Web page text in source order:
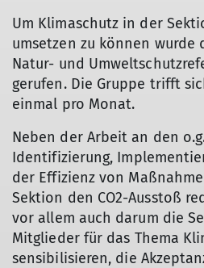
Um Klimaschutz in der
umsetzen zu können wurde
Natur- und
gerufen. Die Gruppe trifft
einmal pro Monat.
Neben der Arbeit an den
Identifizierung,
der Effizienz von
Sektion den CO2-Ausstoß
vor allem auch darum die
Mitglieder für das Thema
sensibilisieren, die